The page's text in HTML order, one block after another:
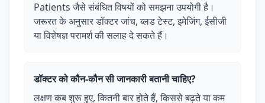
Patients जैसे संबंधित विषयों को समझना उपयोगी है।
जरूरत के अनुसार डॉक्टर जांच, ब्लड टेस्ट, इमेजिंग, ईसीजी
या विशेषज्ञ परामर्श की सलाह दे सकते हैं।
डॉक्टर को कौन-कौन सी जानकारी बतानी चाहिए?
लक्षण कब शुरू हुए, कितनी बार होते हैं, किससे बढ़ते या कम